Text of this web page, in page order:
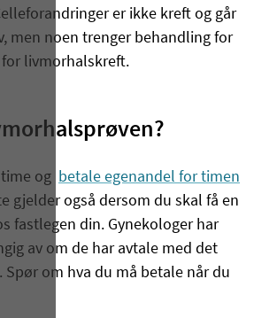
er ikke kreft og går
men noen trenger behandling for
livmorhalskreft.
og betale egenandel for timen
gjelder også dersom du skal få en
fastlegen din. Gynekologer har
av om de har avtale med det
om hva du må betale når du